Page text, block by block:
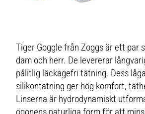
Tiger Goggle från Zoggs är ett par
dam och herr. De levererar
pålitlig läckagefri tätning. Dess
silikontätning ger hög komfort,
Linserna är hydrodynamiskt